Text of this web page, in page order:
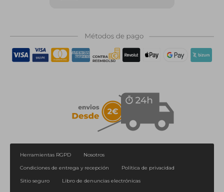
Herramientas RGPD
Nosotros
Condiciones de entrega y recepción
Política de privacidad
Sitio seguro
Libro de denuncias electrónicas